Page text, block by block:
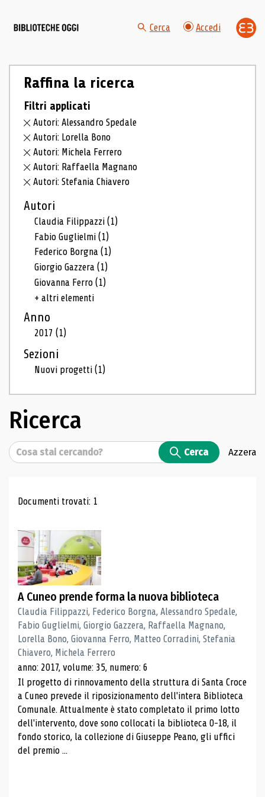
Cerca Accedi
Raffina la ricerca
Filtri applicati
Autori: Alessandro Spedale
Autori: Lorella Bono
Autori: Michela Ferrero
Autori: Raffaella Magnano
Autori: Stefania Chiavero
Autori
Claudia Filippazzi(1)
Fabio Guglielmi(1)
Federico Borgna(1)
Giorgio Gazzera(1)
Giovanna Ferro(1)
+ altri elementi
Anno
2017(1)
Sezioni
Nuovi progetti(1)
Ricerca
Cerca Cerca Azzera
Risultati di ricerca
Documenti trovati: 1
A Cuneo prende forma la nuova biblioteca
Claudia Filippazzi, Federico Borgna, Alessandro Spedale,
Fabio Guglielmi, Giorgio Gazzera, Raffaella Magnano,
Lorella Bono, Giovanna Ferro, Matteo Corradini, Stefania
Chiavero, Michela Ferrero
anno: 2017, volume: 35, numero: 6
Il progetto di rinnovamento della struttura di Santa Croce
a Cuneo prevede il riposizionamento dell'intera Biblioteca
Comunale. Attualmente è stato completato il primo lotto
dell'intervento, dove sono collocati la biblioteca 0-18, il
fondo storico, la collezione di Giuseppe Peano, gli uffici
del premio ...